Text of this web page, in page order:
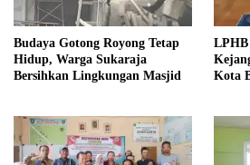
Budaya Gotong Royong Tetap
Hidup, Warga Sukaraja
Bersihkan Lingkungan Masjid
LPHB
Kota